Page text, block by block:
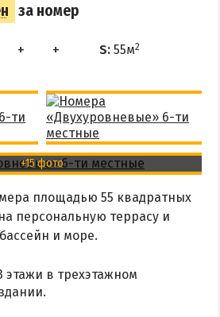
за номер
S: 55м2
+15 фото
площадью 55 квадратных
персональную террасу и
и море.
этажи в трехэтажном